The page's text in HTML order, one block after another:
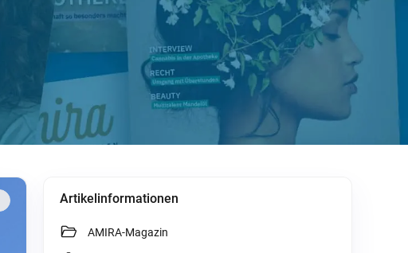
Artikelinformationen
AMIRA-Magazin